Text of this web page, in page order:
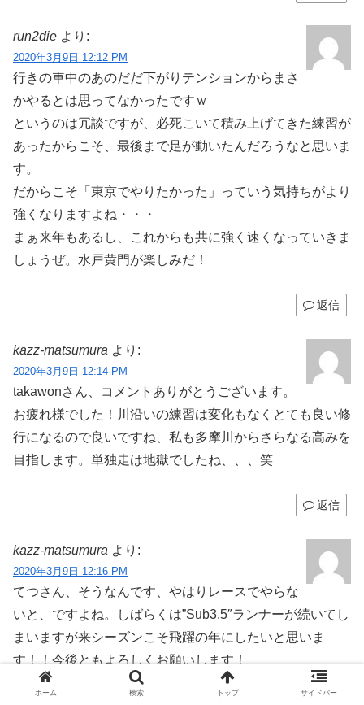
run2die より:
2020年3月9日 12:12 PM
行きの車中のあのだだ下がりテンションからまさ
かやるとは思ってなかったですｗ
というのは冗談ですが、必死こいて積み上げてきた練習が
あったからこそ、最後まで足が動いたんだろうなと思いま
す。
だからこそ「東京でやりたかった」っていう気持ちがより
強くなりますよね・・・
まぁ来年もあるし、これからも共に強く速くなっていきま
しょうぜ。水戸黄門が楽しみだ！
返信
kazz-matsumura より:
2020年3月9日 12:14 PM
takawonさん、コメントありがとうございます。
お疲れ様でした！川沿いの練習は変化もなくとても良い修
行になるので良いですね、私も多摩川からさらなる高みを
目指します。単独走は地獄でしたね、、、笑
返信
kazz-matsumura より:
2020年3月9日 12:16 PM
てつさん、そうなんです、やはりレースでやらな
いと、ですよね。しばらくは”Sub3.5″ランナーが続いてし
まいますが来シーズンこそ飛躍の年にしたいと思いま
す！！今後ともよろしくお願いします！
ホーム 検索 トップ サイドバー